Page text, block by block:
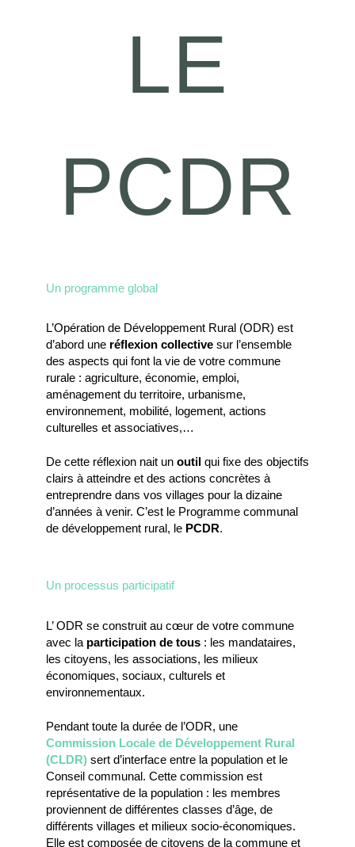
LE
PCDR
Un programme global
L’Opération de Développement Rural (ODR) est
d’abord une réflexion collectivesur l’ensemble
des aspects qui font la vie de votre commune
rurale : agriculture, économie, emploi,
aménagement du territoire, urbanisme,
environnement, mobilité, logement, actions
culturelles et associatives,…
De cette réflexion nait un outil qui fixe des objectifs
clairs à atteindre et des actions concrètes à
entreprendre dans vos villages pour la dizaine
d’années à venir. C’est le Programme communal
de développement rural, le PCDR.
Un processus participatif
L’ ODR se construit au cœur de votre commune
avec la participation de tous: les mandataires,
les citoyens, les associations, les milieux
économiques, sociaux, culturels et
environnementaux.
Pendant toute la durée de l’ODR, une
Commission Locale de Développement Rural
(CLDR) sert d’interface entre la population et le
Conseil communal. Cette commission est
représentative de la population : les membres
proviennent de différentes classes d’âge, de
différents villages et milieux socio-économiques.
Elle est composée de citoyens de la commune et